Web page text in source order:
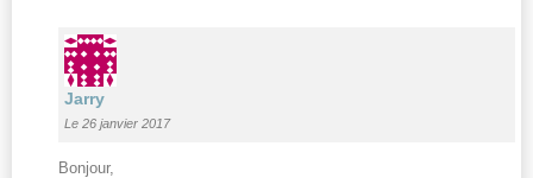
Jarry
Le 26 janvier 2017
Bonjour,